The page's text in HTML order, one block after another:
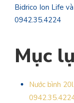
Bidrico Ion Life và
0942.35.4224
Mục
Nước bình